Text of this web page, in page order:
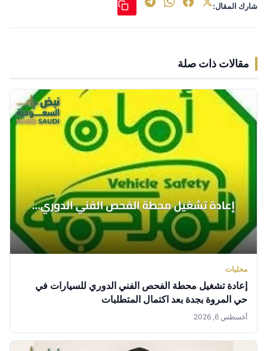
شارك المقال:
مقالات ذات صلة
محليات
إعادة تشغيل محطة الفحص الفني الدوري للسيارات في
حي المروة بجدة بعد اكتمال المتطلبات
أغسطس 6, 2026